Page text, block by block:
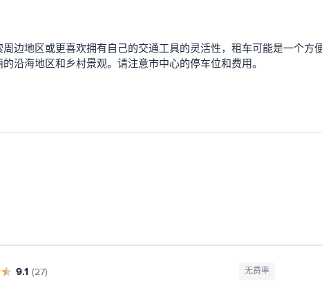
边地区或更喜欢拥有自己的交通工具的灵活性，租车可能是一个方
沿海地区和乡村景观。请注意市中心的停车位和费用。
9.1 (27) 无费率